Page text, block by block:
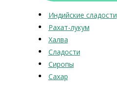
Индийские сладости
Рахат-лукум
Халва
Сладости
Сиропы
Сахар